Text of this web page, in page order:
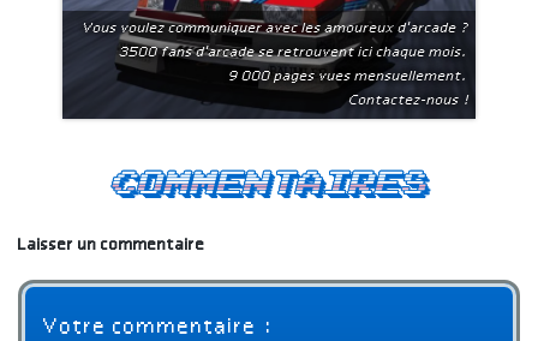
Vous voulez communiquer avec les amoureux d'arcade ?
3500 fans d'arcade se retrouvent ici chaque mois.
9 000 pages vues mensuellement.
Contactez-nous !
Commentaires
Laisser un commentaire